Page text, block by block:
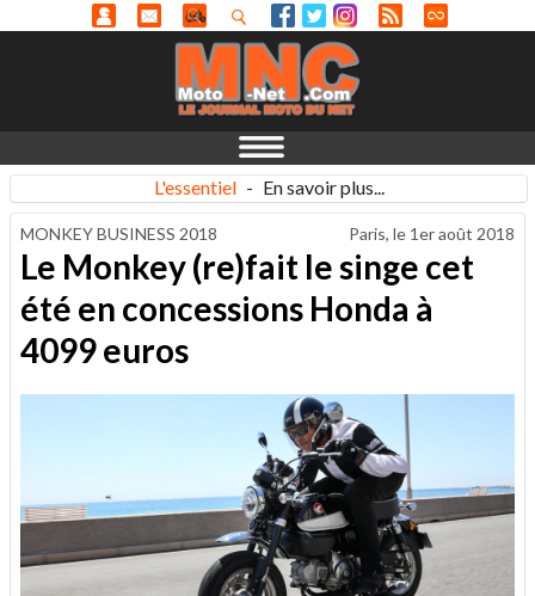
L'essentiel - En savoir plus...
MONKEY BUSINESS 2018 Paris, le 1er août 2018
Le Monkey (re)fait le singe cet
été en concessions Honda à
4099 euros